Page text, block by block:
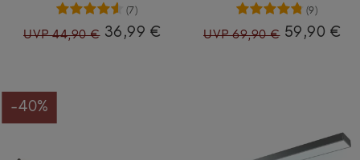
(7)
UVP 44,90 € 36,99 €
(9)
UVP 69,90 € 59,90 €
-40%